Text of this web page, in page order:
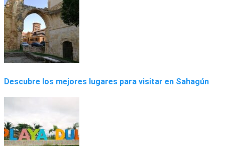
Descubre los mejores lugares para visitar en Sahagún